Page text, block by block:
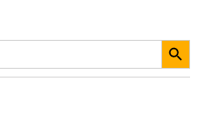
Search